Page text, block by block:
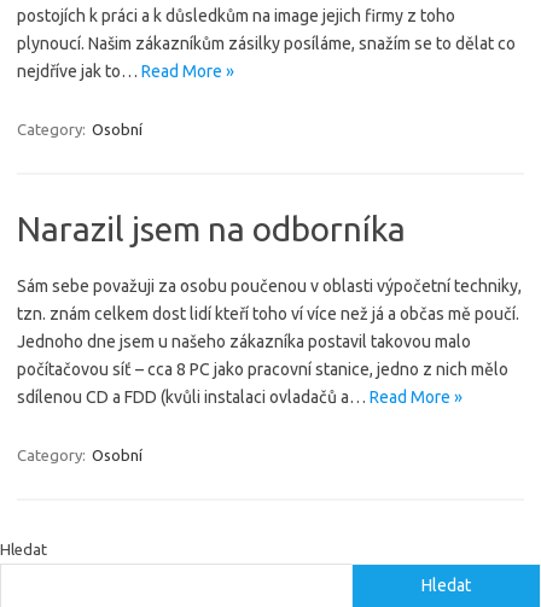
postojích k práci a k důsledkům na image jejich firmy z toho
plynoucí. Našim zákazníkům zásilky posíláme, snažím se to dělat co
nejdříve jak to… Read More »
Category: Osobní
Narazil jsem na odborníka
Sám sebe považuji za osobu poučenou v oblasti výpočetní techniky,
tzn. znám celkem dost lidí kteří toho ví více než já a občas mě poučí.
Jednoho dne jsem u našeho zákazníka postavil takovou malo
počítačovou síť – cca 8 PC jako pracovní stanice, jedno z nich mělo
sdílenou CD a FDD (kvůli instalaci ovladačů a… Read More »
Category: Osobní
Hledat
Hledat